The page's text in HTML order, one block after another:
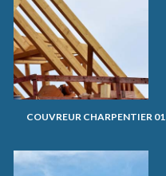
COUVREUR CHARPENTIER 01